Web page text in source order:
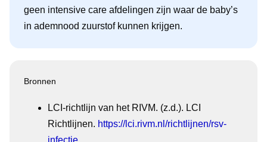
geen intensive care afdelingen zijn waar de baby’s
in ademnood zuurstof kunnen krijgen.
Bronnen
LCI-richtlijn van het RIVM. (z.d.). LCI
Richtlijnen. https://lci.rivm.nl/richtlijnen/rsv-
infectie